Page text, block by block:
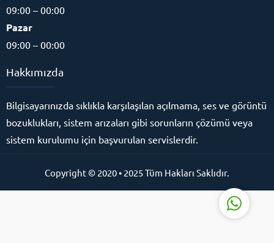
09:00 – 00:00
Pazar
09:00 – 00:00
Hakkımızda
Bilgisayarınızda sıklıkla karşılaşılan açılmama, ses ve görüntü
bozuklukları, sistem arızaları gibi sorunların çözümü veya
sistem kurulumu için başvurulan servislerdir.
Copyright © 2020 • 2025 Tüm Hakları Saklıdır.